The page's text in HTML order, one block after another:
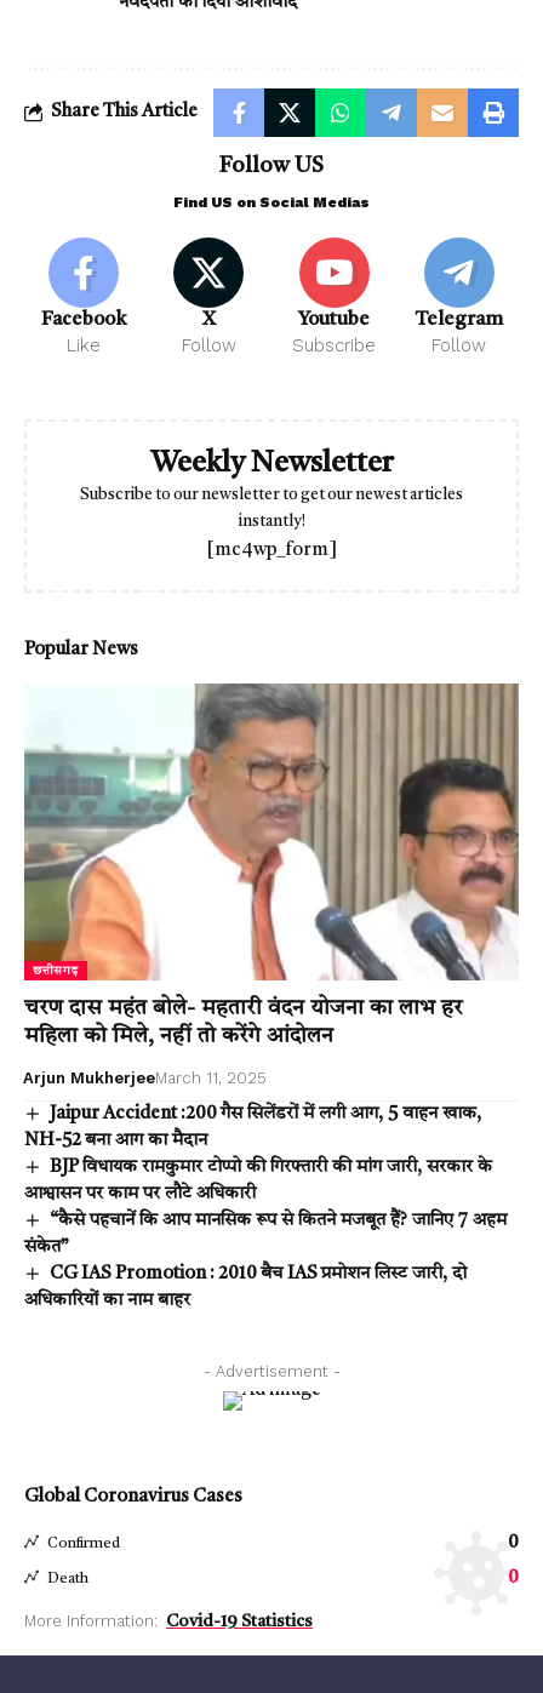
Share This Article
Follow US
Find US on Social Medias
Facebook
Like
X
Follow
Youtube
Subscribe
Telegram
Follow
Weekly Newsletter
Subscribe to our newsletter to get our newest articles
instantly!
[mc4wp_form]
Popular News
छत्तीसगढ़
चरण दास महंत बोले- महतारी वंदन योजना का लाभ हर
महिला को मिले, नहीं तो करेंगे आंदोलन
Arjun MukherjeeMarch 11, 2025
Jaipur Accident :200 गैस सिलेंडरों में लगी आग, 5 वाहन खाक,
NH-52 बना आग का मैदान
BJP विधायक रामकुमार टोप्पो की गिरफ्तारी की मांग जारी, सरकार के
आश्वासन पर काम पर लौटे अधिकारी
“कैसे पहचानें कि आप मानसिक रूप से कितने मजबूत हैं? जानिए 7 अहम
संकेत”
CG IAS Promotion : 2010 बैच IAS प्रमोशन लिस्ट जारी, दो
अधिकारियों का नाम बाहर
- Advertisement -
Global Coronavirus Cases
Confirmed 0
Death 0
More Information: Covid-19 Statistics